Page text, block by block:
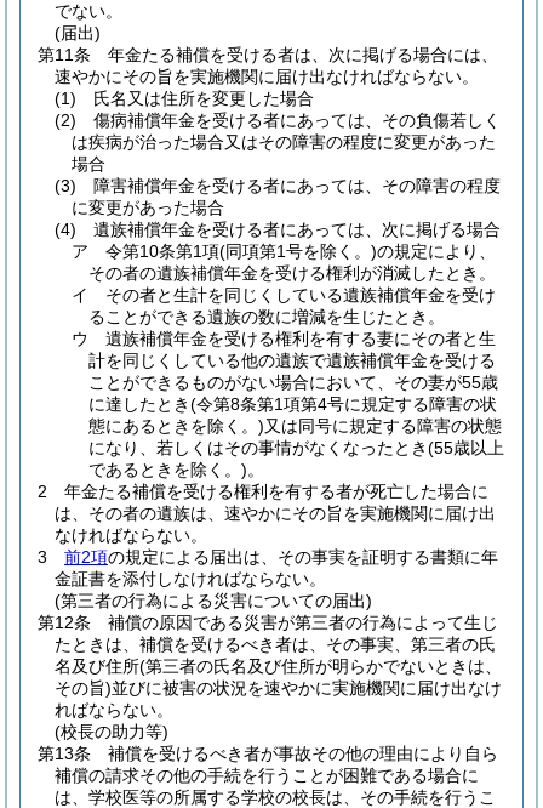
でない。
(届出)
第11条
年金たる補償を受ける者は、次に掲げる場合には、
速やかにその旨を実施機関に届け出なければならない。
(1)
氏名又は住所を変更した場合
(2)
傷病補償年金を受ける者にあっては、その負傷若しく
は疾病が治った場合又はその障害の程度に変更があった
場合
(3)
障害補償年金を受ける者にあっては、その障害の程度
に変更があった場合
(4)
遺族補償年金を受ける者にあっては、次に掲げる場合
ア
令第10条第1項(同項第1号を除く。)の規定により、
その者の遺族補償年金を受ける権利が消滅したとき。
イ
その者と生計を同じくしている遺族補償年金を受け
ることができる遺族の数に増減を生じたとき。
ウ
遺族補償年金を受ける権利を有する妻にその者と生
計を同じくしている他の遺族で遺族補償年金を受ける
ことができるものがない場合において、その妻が55歳
に達したとき(令第8条第1項第4号に規定する障害の状
態にあるときを除く。)又は同号に規定する障害の状態
になり、若しくはその事情がなくなったとき(55歳以上
であるときを除く。)。
2
年金たる補償を受ける権利を有する者が死亡した場合に
は、その者の遺族は、速やかにその旨を実施機関に届け出
なければならない。
3
前2項の規定による届出は、その事実を証明する書類に年
金証書を添付しなければならない。
(第三者の行為による災害についての届出)
第12条
補償の原因である災害が第三者の行為によって生じ
たときは、補償を受けるべき者は、その事実、第三者の氏
名及び住所(第三者の氏名及び住所が明らかでないときは、
その旨)並びに被害の状況を速やかに実施機関に届け出なけ
ればならない。
(校長の助力等)
第13条
補償を受けるべき者が事故その他の理由により自ら
補償の請求その他の手続を行うことが困難である場合に
は、学校医等の所属する学校の校長は、その手続を行うこ